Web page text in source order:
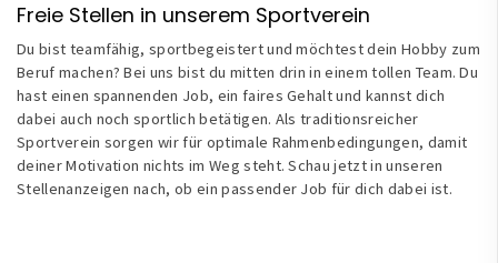
Freie Stellen in unserem Sportverein
Du bist teamfähig, sportbegeistert und möchtest dein Hobby zum
Beruf machen? Bei uns bist du mitten drin in einem tollen Team. Du
hast einen spannenden Job, ein faires Gehalt und kannst dich
dabei auch noch sportlich betätigen. Als traditionsreicher
Sportverein sorgen wir für optimale Rahmenbedingungen, damit
deiner Motivation nichts im Weg steht. Schau jetzt in unseren
Stellenanzeigen nach, ob ein passender Job für dich dabei ist.